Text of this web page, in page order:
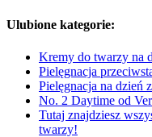
Ulubione kategorie:
Kremy do twarzy na
Pielęgnacja
Pielęgnacja na dzień
No. 2 Daytime od
Tutaj znajdziesz
twarzy!